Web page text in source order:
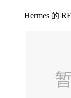
Hermes 的